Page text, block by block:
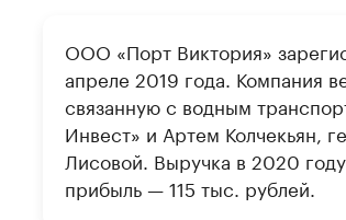
ООО «Порт Виктория»
апреле 2019 года. Компания
связанную с водным
Инвест» и Артем Колчекьян,
Лисовой. Выручка в 2020
прибыль — 115 тыс. рублей.